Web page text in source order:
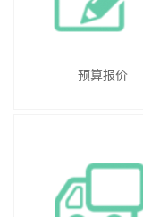
预算报价